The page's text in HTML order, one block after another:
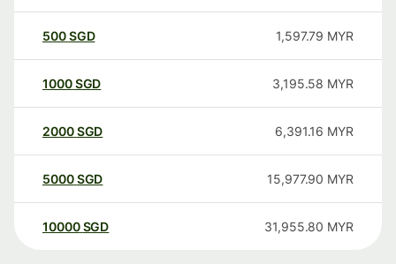
500SGD 1,597.79 MYR
1000SGD 3,195.58 MYR
2000SGD 6,391.16 MYR
5000SGD 15,977.90 MYR
10000 SGD 31,955.80 MYR